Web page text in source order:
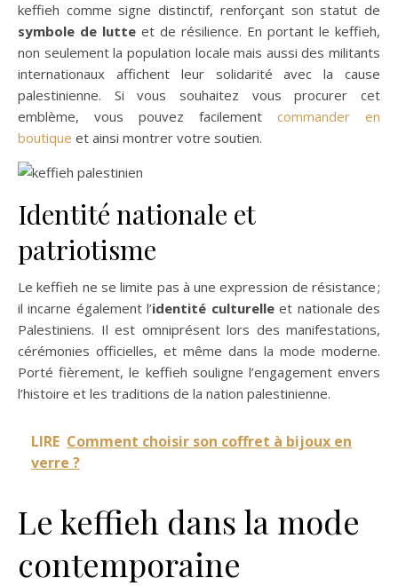
keffieh comme signe distinctif, renforçant son statut de
symbole de lutte et de résilience. En portant le keffieh,
non seulement la population locale mais aussi des militants
internationaux affichent leur solidarité avec la cause
palestinienne. Si vous souhaitez vous procurer cet
emblème, vous pouvez facilement commander en
boutique et ainsi montrer votre soutien.
Identité nationale et
patriotisme
Le keffieh ne se limite pas à une expression de résistance ;
il incarne également l’identité culturelleet nationale des
Palestiniens. Il est omniprésent lors des manifestations,
cérémonies officielles, et même dans la mode moderne.
Porté fièrement, le keffieh souligne l’engagement envers
l’histoire et les traditions de la nation palestinienne.
LIRE Comment choisir son coffret à bijoux en
verre ?
Le keffieh dans la mode
contemporaine